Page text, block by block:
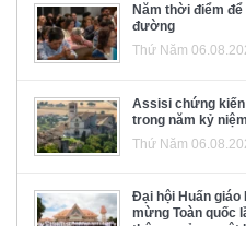
Năm thời điểm
đường
Thứ Năm
Assisi chứng
trong năm kỷ
Thứ Năm
Đại hội Huấn giáo
mừng Toàn quốc